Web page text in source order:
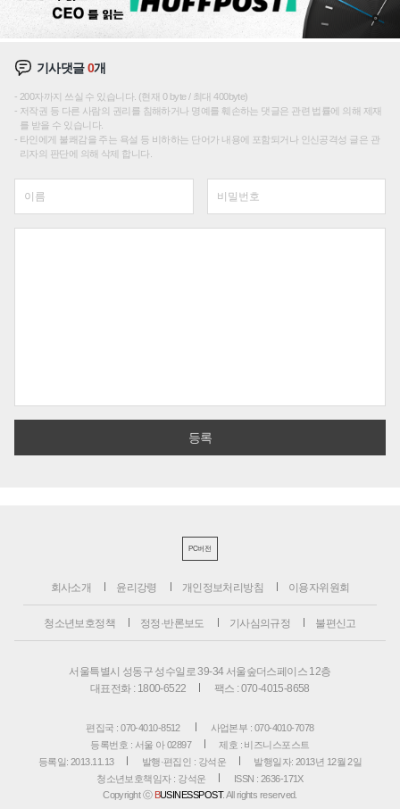
기사댓글0개
200자까지 쓰실 수 있습니다. (현재 0 byte / 최대 400byte)
저작권 등 다른 사람의 권리를 침해하거나 명예를 훼손하는 댓글은 관련 법률에 의해 제재
를 받을 수 있습니다.
타인에게 불쾌감을 주는 욕설 등 비하하는 단어가 내용에 포함되거나 인신공격성 글은 관
리자의 판단에 의해 삭제 합니다.
PC버전
회사소개 윤리강령 개인정보처리방침 이용자위원회
청소년보호정책 정정·반론보도 기사심의규정 불편신고
서울특별시 성동구 성수일로 39-34 서울숲더스페이스 12층
대표전화 : 1800-6522
팩스 : 070-4015-8658
편집국 : 070-4010-8512
사업본부 : 070-4010-7078
등록번호 : 서울 아 02897
제호 : 비즈니스포스트
등록일: 2013.11.13
발행·편집인 : 강석운
발행일자: 2013년 12월 2일
청소년보호책임자 : 강석운
ISSN : 2636-171X
Copyright ⓒ BUSINESSPOST. All rights reserved.